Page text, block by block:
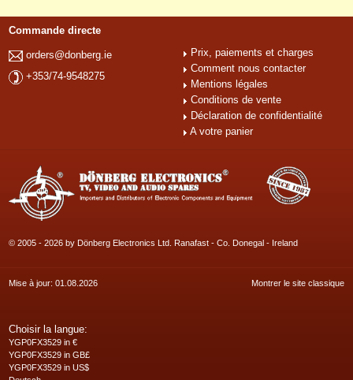
Commande directe
orders@donberg.ie
+353/74-9548275
Prix, paiements et charges
Comment nous contacter
Mentions légales
Conditions de vente
Déclaration de confidentialité
A votre panier
© 2005 - 2026 by Dönberg Electronics Ltd. Ranafast - Co. Donegal - Ireland
Mise à jour: 01.08.2026 Montrer le site classique
Choisir la langue:
YGP0FX3529 in €
YGP0FX3529 in GB£
YGP0FX3529 in US$